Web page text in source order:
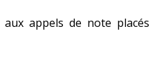
appels de note placés